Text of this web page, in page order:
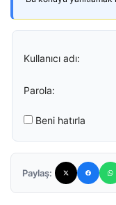
Kullanıcı adı:
Parola:
Beni hatırla
Paylaş: